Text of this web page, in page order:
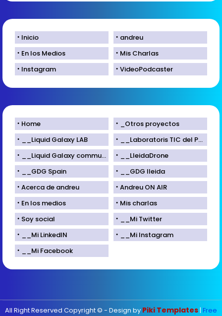
Inicio
andreu
En los Medios
Mis Charlas
Instagram
VideoPodcaster
Home
_Otros proyectos
__Liquid Galaxy LAB
__Laboratoris TIC del Parc Científic de Lleida
__Liquid Galaxy community
__LleidaDrone
__GDG Spain
__GDG lleida
Acerca de andreu
Andreu ON AIR
En los medios
Mis charlas
Soy social
__Mi Twitter
__Mi LinkedIN
__Mi Instagram
__Mi Facebook
All Right Reserved Copyright © - Design by Piki Templates| Free